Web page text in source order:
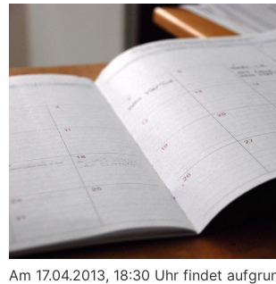
Am 17.04.2013, 18:30 Uhr findet